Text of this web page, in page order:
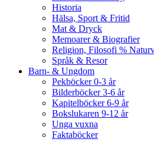
Historia
Hälsa, Sport & Fritid
Mat & Dryck
Memoarer & Biografier
Religion, Filosofi %
Språk & Resor
Barn- & Ungdom
Pekböcker 0-3 år
Bilderböcker 3-6 år
Kapitelböcker 6-9 år
Bokslukaren 9-12 år
Unga vuxna
Faktaböcker